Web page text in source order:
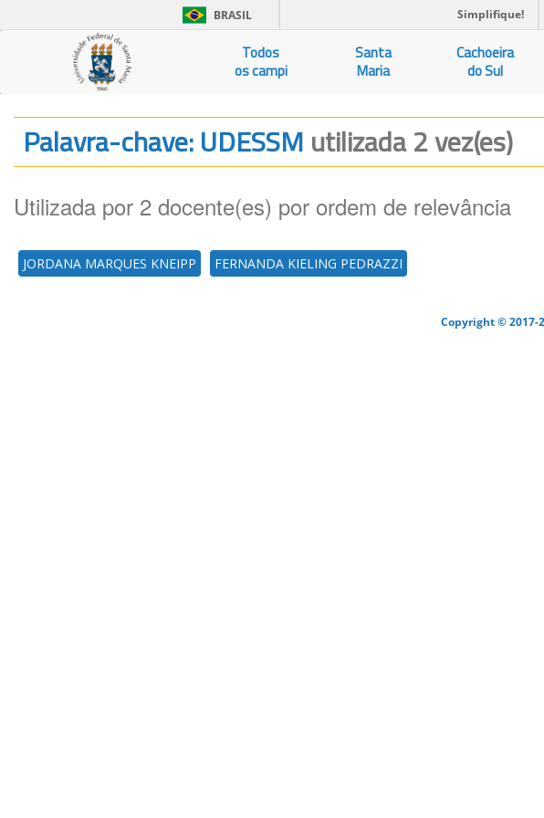
BRASIL Simplifique!
Todos
os campi
Santa
Maria
Cachoeira
do Sul
Palavra-chave: UDESSM utilizada 2 vez(es)
Utilizada por 2 docente(es) por ordem de relevância
JORDANA MARQUES KNEIPP FERNANDA KIELING PEDRAZZI
Copyright © 2017-